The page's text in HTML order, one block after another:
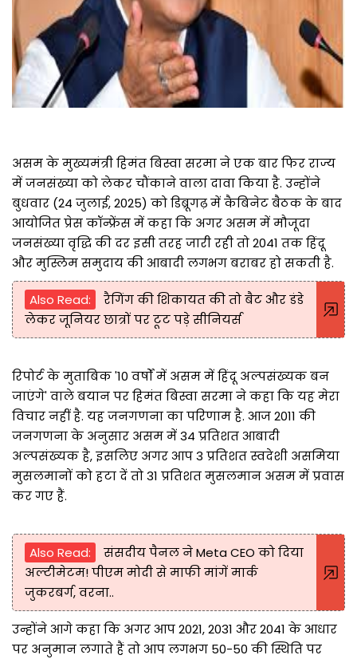
असम के मुख्यमंत्री हिमंत बिस्वा सरमा ने एक बार फिर राज्य
में जनसंख्या को लेकर चौंकाने वाला दावा किया है. उन्होंने
बुधवार (24 जुलाई, 2025) को डिब्रूगढ़ में कैबिनेट बैठक के बाद
आयोजित प्रेस कॉन्फ्रेंस में कहा कि अगर असम में मौजूदा
जनसंख्या वृद्धि की दर इसी तरह जारी रही तो 2041 तक हिंदू
और मुस्लिम समुदाय की आबादी लगभग बराबर हो सकती है.
Also Read:
रैगिंग की शिकायत की तो बैट और डंडे
लेकर जूनियर छात्रों पर टूट पड़े सीनियर्स
रिपोर्ट के मुताबिक '10 वर्षों में असम में हिंदू अल्पसंख्यक बन
जाएंगे' वाले बयान पर हिमंत बिस्वा सरमा ने कहा कि यह मेरा
विचार नहीं है. यह जनगणना का परिणाम है. आज 2011 की
जनगणना के अनुसार असम में 34 प्रतिशत आबादी
अल्पसंख्यक है, इसलिए अगर आप 3 प्रतिशत स्वदेशी असमिया
मुसलमानों को हटा दें तो 31 प्रतिशत मुसलमान असम में प्रवास
कर गए हैं.
Also Read:
संसदीय पैनल ने Meta CEO को दिया
अल्टीमेटम! पीएम मोदी से माफी मांगें मार्क
जुकरबर्ग, वरना..
उन्होंने आगे कहा कि अगर आप 2021, 2031 और 2041 के आधार
पर अनुमान लगाते हैं तो आप लगभग 50-50 की स्थिति पर